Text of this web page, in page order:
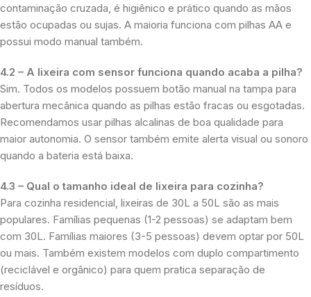
contaminação cruzada, é higiênico e prático quando as mãos
estão ocupadas ou sujas. A maioria funciona com pilhas AA e
possui modo manual também.
4.2 – A lixeira com sensor funciona quando acaba a pilha?
Sim. Todos os modelos possuem botão manual na tampa para
abertura mecânica quando as pilhas estão fracas ou esgotadas.
Recomendamos usar pilhas alcalinas de boa qualidade para
maior autonomia. O sensor também emite alerta visual ou sonoro
quando a bateria está baixa.
4.3 – Qual o tamanho ideal de lixeira para cozinha?
Para cozinha residencial, lixeiras de 30L a 50L são as mais
populares. Famílias pequenas (1-2 pessoas) se adaptam bem
com 30L. Famílias maiores (3-5 pessoas) devem optar por 50L
ou mais. Também existem modelos com duplo compartimento
(reciclável e orgânico) para quem pratica separação de
resíduos.